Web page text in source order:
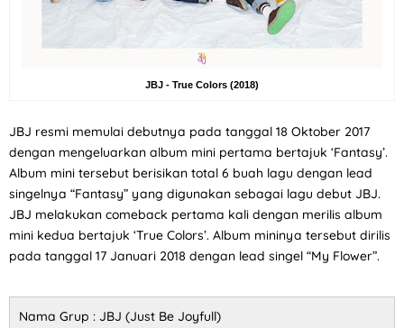
JBJ - True Colors (2018)
JBJ resmi memulai debutnya pada tanggal 18 Oktober 2017
dengan mengeluarkan album mini pertama bertajuk ‘Fantasy’.
Album mini tersebut berisikan total 6 buah lagu dengan lead
singelnya “Fantasy” yang digunakan sebagai lagu debut JBJ.
JBJ melakukan comeback pertama kali dengan merilis album
mini kedua bertajuk ‘True Colors’. Album mininya tersebut dirilis
pada tanggal 17 Januari 2018 dengan lead singel “My Flower”.
Nama Grup : JBJ (Just Be Joyfull)